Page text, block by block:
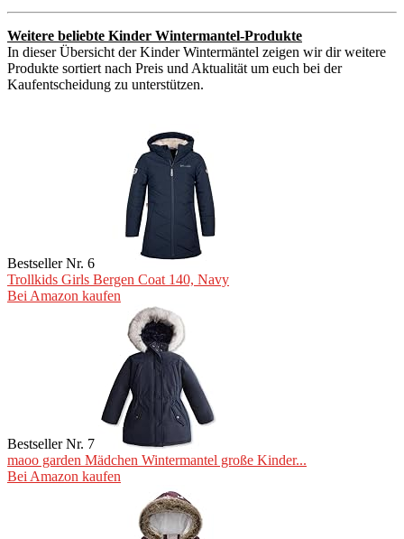
Weitere beliebte Kinder Wintermantel-Produkte
In dieser Übersicht der Kinder Wintermäntel zeigen wir dir weitere
Produkte sortiert nach Preis und Aktualität um euch bei der
Kaufentscheidung zu unterstützen.
Bestseller Nr. 6
Trollkids Girls Bergen Coat 140, Navy
Bei Amazon kaufen
Bestseller Nr. 7
maoo garden Mädchen Wintermantel große Kinder...
Bei Amazon kaufen